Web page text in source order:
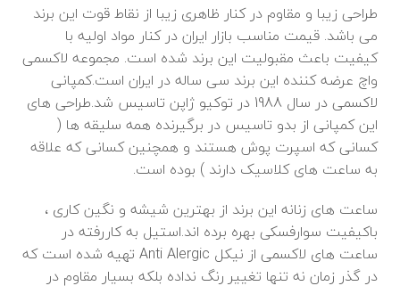
طراحی زیبا و مقاوم در کنار ظاهری زیبا از نقاط قوت این برند
می باشد. قیمت مناسب بازار ایران در کنار مواد اولیه با
کیفیت باعث مقبولیت این برند شده است. مجموعه لاکسمی
واچ عرضه کننده این برند سی ساله در ایران است.کمپانی
لاکسمی در سال 1988 در توکیو ژاپن تاسیس شد.طراحی های
این کمپانی از بدو تاسیس در برگیرنده همه سلیقه ها (
کسانی که اسپرت پوش هستند و همچنین کسانی که علاقه
به ساعت های کلاسیک دارند ) بوده است.
ساعت های زنانه این برند از بهترین شیشه و نگین کاری ،
باکیفیت سوارفسکی بهره برده اند.استیل به کاررفته در
ساعت های لاکسمی از نیکل Anti Alergic تهیه شده است که
در گذر زمان نه تنها تغییر رنگ نداده بلکه بسیار مقاوم در